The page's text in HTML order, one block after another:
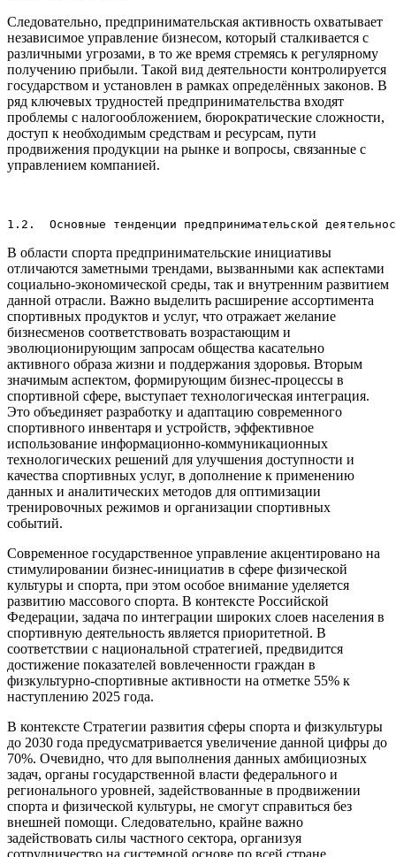
Следовательно, предпринимательская активность охватывает
независимое управление бизнесом, который сталкивается с
различными угрозами, в то же время стремясь к регулярному
получению прибыли. Такой вид деятельности контролируется
государством и установлен в рамках определённых законов. В
ряд ключевых трудностей предпринимательства входят
проблемы с налогообложением, бюрократические сложности,
доступ к необходимым средствам и ресурсам, пути
продвижения продукции на рынке и вопросы, связанные с
управлением компанией.
1.2.  Основные тенденции предпринимательской
В области спорта предпринимательские инициативы
отличаются заметными трендами, вызванными как аспектами
социально-экономической среды, так и внутренним развитием
данной отрасли. Важно выделить расширение ассортимента
спортивных продуктов и услуг, что отражает желание
бизнесменов соответствовать возрастающим и
эволюционирующим запросам общества касательно
активного образа жизни и поддержания здоровья. Вторым
значимым аспектом, формирующим бизнес-процессы в
спортивной сфере, выступает технологическая интеграция.
Это объединяет разработку и адаптацию современного
спортивного инвентаря и устройств, эффективное
использование информационно-коммуникационных
технологических решений для улучшения доступности и
качества спортивных услуг, в дополнение к применению
данных и аналитических методов для оптимизации
тренировочных режимов и организации спортивных
событий.
Современное государственное управление акцентировано на
стимулировании бизнес-инициатив в сфере физической
культуры и спорта, при этом особое внимание уделяется
развитию массового спорта. В контексте Российской
Федерации, задача по интеграции широких слоев населения в
спортивную деятельность является приоритетной. В
соответствии с национальной стратегией, предвидится
достижение показателей вовлеченности граждан в
физкультурно-спортивные активности на отметке 55% к
наступлению 2025 года.
В контексте Стратегии развития сферы спорта и физкультуры
до 2030 года предусматривается увеличение данной цифры до
70%. Очевидно, что для выполнения данных амбициозных
задач, органы государственной власти федерального и
регионального уровней, задействованные в продвижении
спорта и физической культуры, не смогут справиться без
внешней помощи. Следовательно, крайне важно
задействовать силы частного сектора, организуя
сотрудничество на системной основе по всей стране.